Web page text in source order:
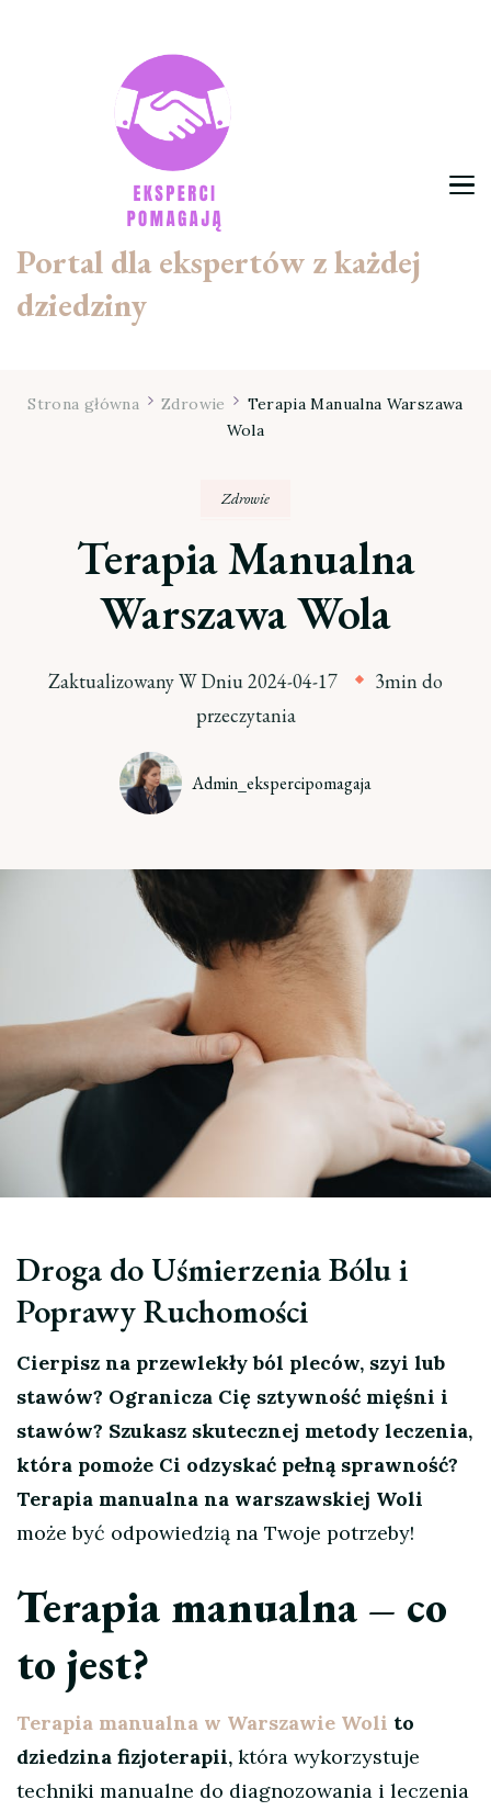
Portal dla ekspertów z każdej
dziedziny
Strona główna Zdrowie
Terapia Manualna Warszawa
Wola
Zdrowie
Terapia Manualna
Warszawa Wola
Zaktualizowany W Dniu2024-04-17
3min do
przeczytania
Admin_ekspercipomagaja
Droga do Uśmierzenia Bólu i
Poprawy Ruchomości
Cierpisz na przewlekły ból pleców, szyi lub
stawów? Ogranicza Cię sztywność mięśni i
stawów? Szukasz skutecznej metody leczenia,
która pomoże Ci odzyskać pełną sprawność?
Terapia manualna na warszawskiej Woli
może być odpowiedzią na Twoje potrzeby!
Terapia manualna – co
to jest?
Terapia manualna w Warszawie Woli to
dziedzina fizjoterapii, która wykorzystuje
techniki manualne do diagnozowania i leczenia